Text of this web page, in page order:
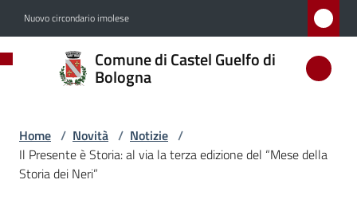
Nuovo circondario imolese
Comune di Castel Guelfo di
Bologna
Comune
di
Guelfo
di
Bologna
Home / Novità / Notizie /
Il Presente è Storia: al via la terza edizione del “Mese della
Storia dei Neri”